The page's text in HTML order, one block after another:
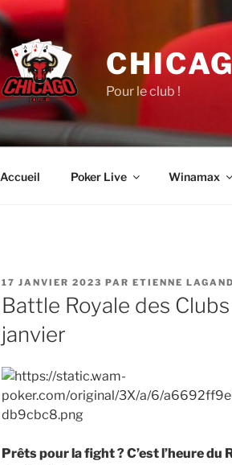
Pour le club !
Accueil Poker Live Winamax
PUBLIÉ
LE
17 JANVIER 2023 PAR ETIENNE LAGAND
Battle Royale des
janvier
Prêts pour la fight ? C’est l’heure du